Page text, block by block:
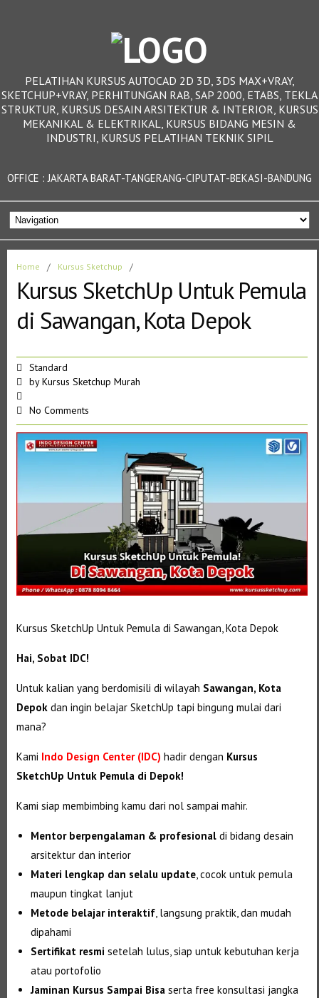
PELATIHAN KURSUS AUTOCAD 2D 3D, 3DS MAX+VRAY,
SKETCHUP+VRAY, PERHITUNGAN RAB, SAP 2000, ETABS, TEKLA
STRUKTUR, KURSUS DESAIN ARSITEKTUR & INTERIOR, KURSUS
MEKANIKAL & ELEKTRIKAL, KURSUS BIDANG MESIN &
INDUSTRI, KURSUS PELATIHAN TEKNIK SIPIL
OFFICE : JAKARTA BARAT-TANGERANG-CIPUTAT-BEKASI-BANDUNG
Home / Kursus Sketchup /
Kursus SketchUp Untuk Pemula
di Sawangan, Kota Depok
Standard
byKursus Sketchup Murah
No Comments
Kursus SketchUp Untuk Pemula di Sawangan, Kota Depok
Hai, Sobat IDC!
Untuk kalian yang berdomisili di wilayah Sawangan, Kota
Depok dan ingin belajar SketchUp tapi bingung mulai dari
mana?
Kami Indo Design Center (IDC) hadir dengan Kursus
SketchUp Untuk Pemula di Depok!
Kami siap membimbing kamu dari nol sampai mahir.
Mentor berpengalaman & profesional di bidang desain
arsitektur dan interior
Materi lengkap dan selalu update, cocok untuk pemula
maupun tingkat lanjut
Metode belajar interaktif, langsung praktik, dan mudah
dipahami
Sertifikat resmi setelah lulus, siap untuk kebutuhan kerja
atau portofolio
Jaminan Kursus Sampai Bisaserta free konsultasi jangka